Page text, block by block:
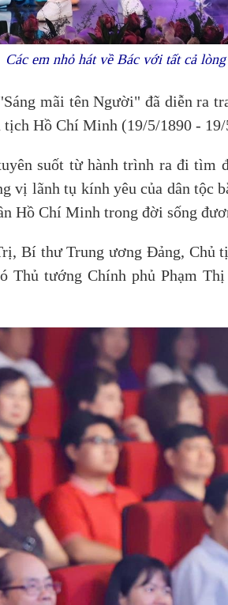
Các em nhỏ hát về Bác với tất cả
mãi tên Người" đã diễn ra
Hồ Chí Minh (19/5/1890 -
suốt từ hành trình ra đi tìm
lãnh tụ kính yêu của dân tộc
Hồ Chí Minh trong đời sống
Bí thư Trung ương Đảng, Chủ
tướng Chính phủ Phạm Thị